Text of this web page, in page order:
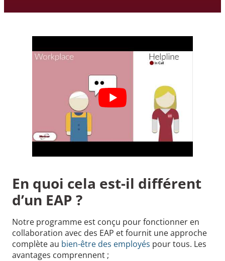
En quoi cela est-il différent
d’un EAP ?
Notre programme est conçu pour fonctionner en
collaboration avec des EAP et fournit une approche
complète au bien-être des employés pour tous. Les
avantages comprennent ;